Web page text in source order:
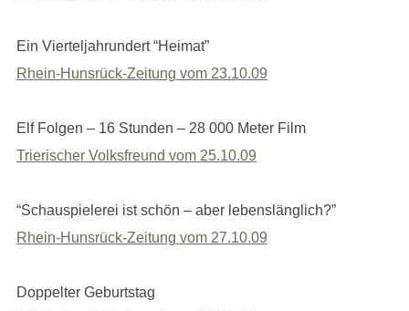
Ein Vierteljahrundert “Heimat”
Rhein-Hunsrück-Zeitung vom 23.10.09
Elf Folgen – 16 Stunden – 28 000 Meter Film
Trierischer Volksfreund vom 25.10.09
“Schauspielerei ist schön – aber lebenslänglich?”
Rhein-Hunsrück-Zeitung vom 27.10.09
Doppelter Geburtstag